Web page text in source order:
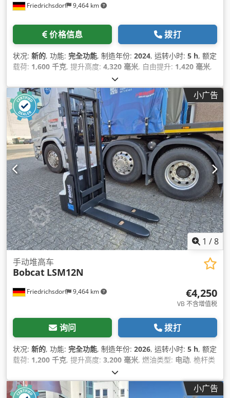
Friedrichsdorf 9,464 km
价格信息 拨打
状况: 新的, 功能: 完全功能, 制造年份: 2024, 运转小时: 5 h, 额定
载荷: 1,600 千克, 提升高度: 4,320 毫米, 自由提升: 1,420 毫米,
三重式 (triplex)
米, 叉长:1,150 毫米, 空载重量:1,340 千克, 总长度:1,964 毫米,
驱动类型: Elektro, 施工宽度: 820 毫米, 小广告
1 /8
Friedrichsdorf 9,464 km
手动堆高车
Bobcat LSM12N
€4,250
VB 不含增值税
询问 拨打
状况: 新的, 功能: 完全功能, 制造年份: 2026, 运转小时: 5 h, 额定
载荷: 1,200 千克, 提升高度: 3,200 毫米, 燃油类型: 电动, 桅杆类
, 叉长:
千克, 总长度:1,710 毫米, 驱动类型:Elektro, 施工宽度:800 毫
米, 小广告